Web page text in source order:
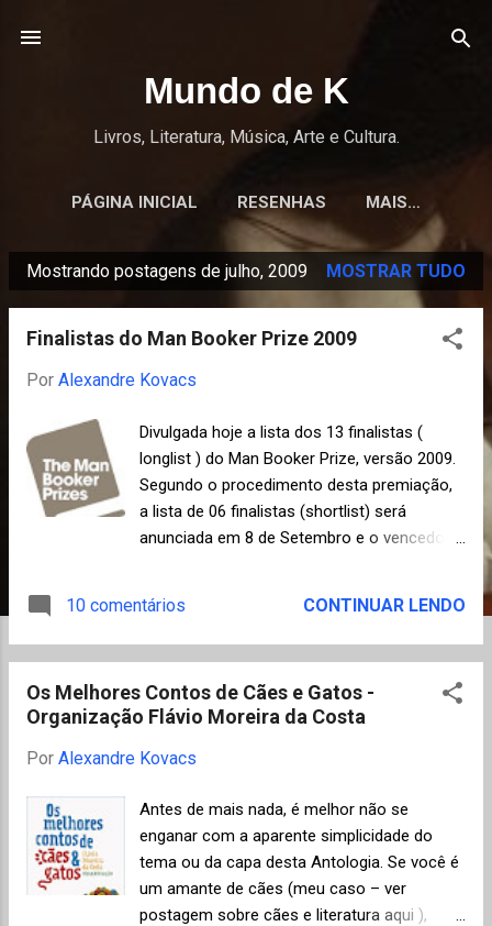
Mundo de K
Livros, Literatura, Música, Arte e Cultura.
PÁGINA INICIAL RESENHAS MAIS…
Mostrando postagens de julho, 2009 MOSTRAR TUDO
Finalistas do Man Booker Prize 2009
Por Alexandre Kovacs
Divulgada hoje a lista dos 13 finalistas (
longlist ) do Man Booker Prize, versão 2009.
Segundo o procedimento desta premiação,
a lista de 06 finalistas (shortlist) será
anunciada em 8 de Setembro e o vencedor
últimas edições e Coetzee poderá vir a ser o
primeiro escritor a ganhar pela terceira vez o
prêmio foram analisados 132 livros para se
chegar a esta longlist . V er a relação
completa abaixo, por ordem alfabética de
Coetzee, J M - Summertime Foulds, Adam -
The Quickening Maze Hall, Sarah - How to
paint a dead man Harvey, Samantha - The
Wilderness Lever, James - Me Cheeta
Mantel, Hilary - Wolf Hall Mawer, Simon - The
10 comentários CONTINUAR LENDO
Os Melhores Contos de Cães e Gatos -
Organização Flávio Moreira da Costa
Por Alexandre Kovacs
Antes de mais nada, é melhor não se
enganar com a aparente simplicidade do
tema ou da capa desta Antologia. Se você é
um amante de cães (meu caso – ver
postagem sobre cães e literatura aqui ),